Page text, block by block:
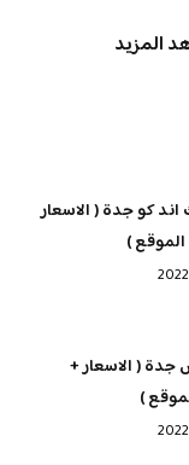
المزيد
اند كو جدة ( الاسعار
الموقع )
جدة ( الاسعار +
)